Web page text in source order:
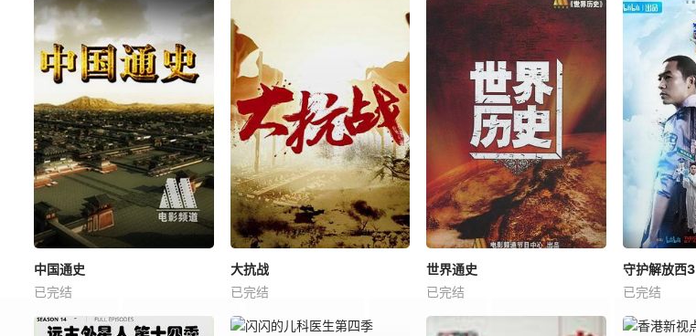
中国通史
已完结
大抗战
已完结
世界通史
已完结
守护解放西3
已完结